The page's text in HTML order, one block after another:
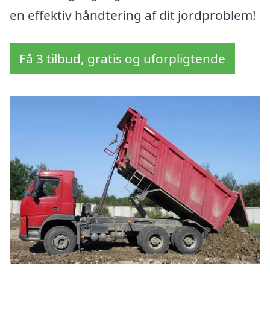
en effektiv håndtering af dit jordproblem!
Få 3 tilbud, gratis og uforpligtende